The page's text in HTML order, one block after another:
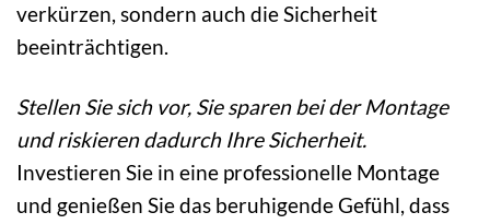
verkürzen, sondern auch die Sicherheit
beeinträchtigen.
Stellen Sie sich vor, Sie sparen bei der Montage
und riskieren dadurch Ihre Sicherheit.
Investieren Sie in eine professionelle Montage
und genießen Sie das beruhigende Gefühl, dass